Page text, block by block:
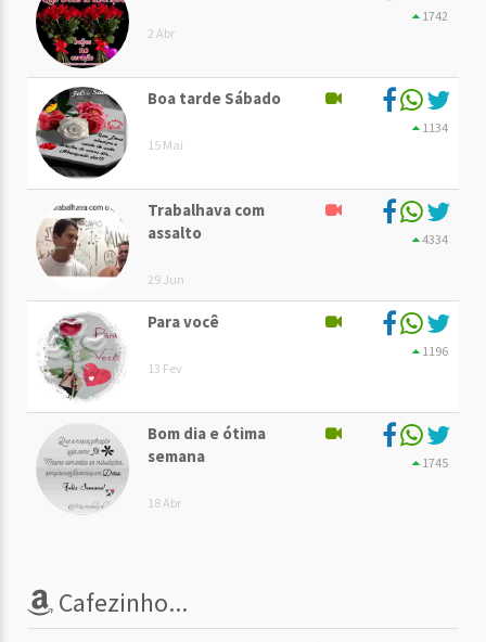
2 Abr
1742
Boa tarde Sábado
15 Mai
1134
Trabalhava com
assalto
29 Jun
4334
Para você
13 Fev
1196
Bom dia e ótima
semana
18 Abr
1745
Cafezinho...